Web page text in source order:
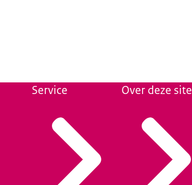
Service Over deze site